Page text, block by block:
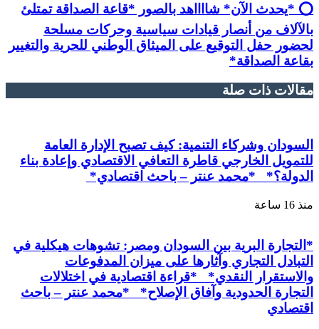
⭕ *يحدث الآن* شااااهد بالصور *قاعة الصداقة تمتلئ
بالآلاف من أنصار قيادات سياسية وحركات مسلحة
لحضور حفل التوقيع على الميثاق الوطني للحرية والتغيير
بقاعة الصداقة*
مقالات ذات صلة
السودان وشركاء التنمية: كيف تصبح الإدارة العامة
للتمويل الخارجي قاطرة التعافي الاقتصادي وإعادة بناء
الدولة؟* *محمد عنتر – باحث اقتصادي*
منذ 16 ساعة
*التجارة البرية بين السودان ومصر: تشوهات هيكلية في
التبادل التجاري وآثارها على ميزان المدفوعات
والاستقرار النقدي* *قراءة اقتصادية في اختلالات
التجارة الحدودية وآفاق الإصلاح* *محمد عنتر – باحث
اقتصادي